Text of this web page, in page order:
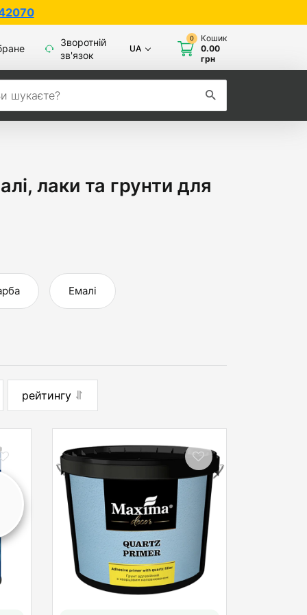
Зворотній
зв'язок
UA
0
Кошик
0.00
грн
лаки та грунти для
Емалі
рейтингу